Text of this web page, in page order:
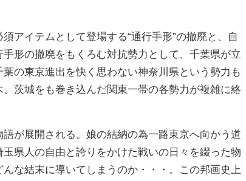
アイテムとして登場する“通行手形”の撤廃と、自
形の撤廃をもくろむ対抗勢力として、千葉県が立
の東京進出を快く思わない神奈川県という勢力も
茨城をも巻き込んだ関東一帯の各勢力が複雑に絡
が展開される。娘の結納の為一路東京へ向かう道
県人の自由と誇りをかけた戦いの日々を綴った物
な結末に導いてしまうのか・・・。この邦画史上